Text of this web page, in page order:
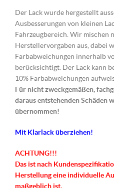
Der Lack wurde hergestellt
Ausbesserungen von kleinen
Fahrzeugbereich. Wir mischen
Herstellervorgaben aus, dabei
Farbabweichungen innerhalb
berücksichtigt. Der Lack kann
10% Farbabweichungen
Für nicht zweckgemäßen,
daraus entstehenden Schäden
übernommen!
Mit Klarlack überziehen!
ACHTUNG!!!
Das ist nach
Herstellung eine individuelle
maßgeblich ist.